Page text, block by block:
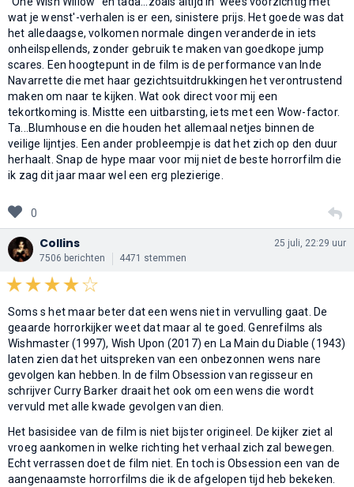
wat je wenst'-verhalen is er een, sinistere prijs. Het goede was dat
het alledaagse, volkomen normale dingen veranderde in iets
onheilspellends, zonder gebruik te maken van goedkope jump
scares. Een hoogtepunt in de film is de performance van Inde
Navarrette die met haar gezichtsuitdrukkingen het verontrustend
maken om naar te kijken. Wat ook direct voor mij een
tekortkoming is. Mistte een uitbarsting, iets met een Wow-factor.
Ta...Blumhouse en die houden het allemaal netjes binnen de
veilige lijntjes. Een ander probleempje is dat het zich op den duur
herhaalt. Snap de hype maar voor mij niet de beste horrorfilm die
ik zag dit jaar maar wel een erg plezierige.
0
Collins
7506 berichten 4471 stemmen
25 juli, 22:29 uur
Soms s het maar beter dat een wens niet in vervulling gaat. De
geaarde horrorkijker weet dat maar al te goed. Genrefilms als
Wishmaster (1997), Wish Upon (2017) en La Main du Diable (1943)
laten zien dat het uitspreken van een onbezonnen wens nare
gevolgen kan hebben. In de film Obsession van regisseur en
schrijver Curry Barker draait het ook om een wens die wordt
vervuld met alle kwade gevolgen van dien.
Het basisidee van de film is niet bijster origineel. De kijker ziet al
vroeg aankomen in welke richting het verhaal zich zal bewegen.
Echt verrassen doet de film niet. En toch is Obsession een van de
aangenaamste horrorfilms die ik de afgelopen tijd heb bekeken.